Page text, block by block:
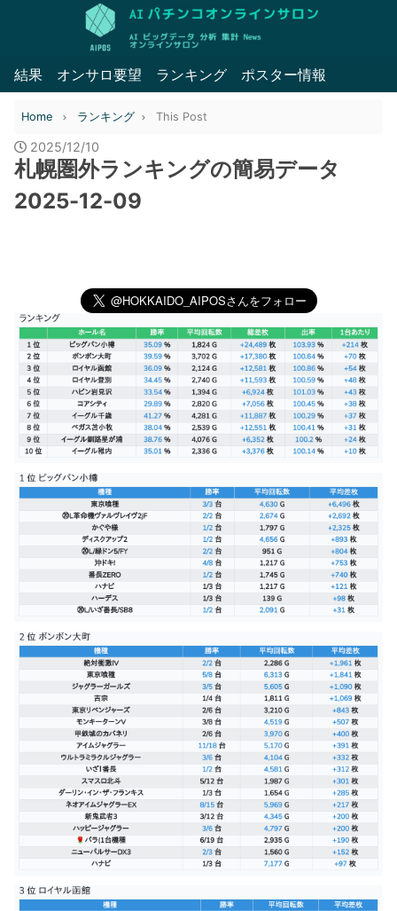
結果 オンサロ要望 ランキング ポスター情報
Home ランキング This Post
2025/12/10
札幌圏外ランキングの簡易データ
2025-12-09